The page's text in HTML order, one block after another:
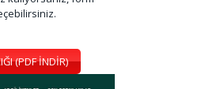
(PDF İNDİR)